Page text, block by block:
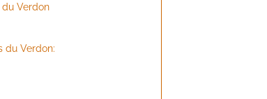
Verdon
du Verdon: